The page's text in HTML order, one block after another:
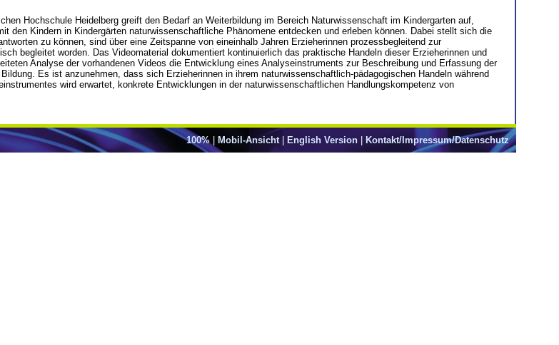
Hochschule Heidelberg greift den Bedarf an Weiterbildung im Bereich Naturwissenschaft im Kindergarten auf,
den Kindern in Kindergärten naturwissenschaftliche Phänomene entdecken und erleben können. Dabei stellt sich die
zu können, sind über eine Zeitspanne von eineinhalb Jahren Erzieherinnen prozessbegleitend zur
begleitet worden. Das Videomaterial dokumentiert kontinuierlich das praktische Handeln dieser Erzieherinnen und
Analyse der vorhandenen Videos die Entwicklung eines Analyseinstruments zur Beschreibung und Erfassung der
Es ist anzunehmen, dass sich Erzieherinnen in ihrem naturwissenschaftlich-pädagogischen Handeln während
wird erwartet, konkrete Entwicklungen in der naturwissenschaftlichen Handlungskompetenz von
100%| Mobil-Ansicht| English Version Kontakt/Impressum/Datenschutz